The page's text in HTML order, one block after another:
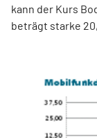
kann der Kurs
beträgt starke